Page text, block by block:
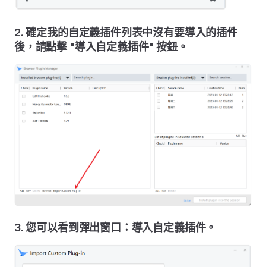
2. 確定我的自定義插件列表中沒有要導入的插件
後，請點擊 "導入自定義插件" 按鈕。
3. 您可以看到彈出窗口：導入自定義插件。